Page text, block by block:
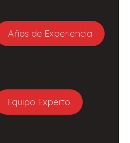
Años de Experiencia
Equipo Experto